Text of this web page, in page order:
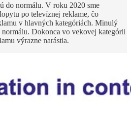
do normálu. V roku 2020 sme
po televíznej reklame, čo
v hlavných kategóriách. Minulý
normálu. Dokonca vo vekovej kategórii
výrazne narástla.